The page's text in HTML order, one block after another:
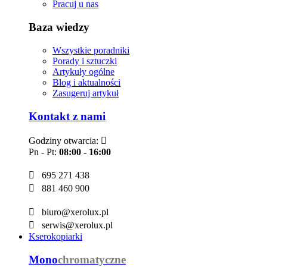
Pracuj u nas
Baza wiedzy
Wszystkie poradniki
Porady i sztuczki
Artykuły ogólne
Blog i aktualności
Zasugeruj artykuł
Kontakt z nami
Godziny otwarcia: 
Pn - Pt: 08:00 - 16:00

695 271 438

881 460 900

biuro@xerolux.pl

serwis@xerolux.pl
Kserokopiarki
Monochromatyczne